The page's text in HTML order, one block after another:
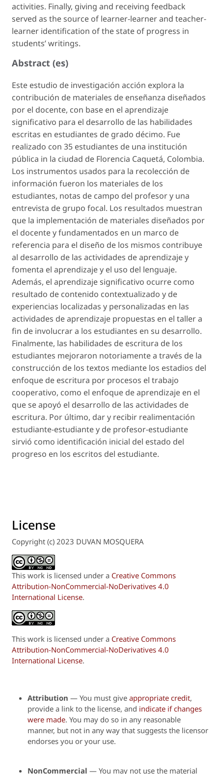
activities. Finally, giving and receiving feedback
served as the source of learner-learner and teacher-
learner identification of the state of progress in
students’ writings.
Abstract (es)
Este estudio de investigación acción explora la
contribución de materiales de enseñanza diseñados
por el docente, con base en el aprendizaje
significativo para el desarrollo de las habilidades
escritas en estudiantes de grado décimo. Fue
realizado con 35 estudiantes de una institución
pública in la ciudad de Florencia Caquetá, Colombia.
Los instrumentos usados para la recolección de
información fueron los materiales de los
estudiantes, notas de campo del profesor y una
entrevista de grupo focal. Los resultados muestran
que la implementación de materiales diseñados por
el docente y fundamentados en un marco de
referencia para el diseño de los mismos contribuye
al desarrollo de las actividades de aprendizaje y
fomenta el aprendizaje y el uso del lenguaje.
Además, el aprendizaje significativo ocurre como
resultado de contenido contextualizado y de
experiencias localizadas y personalizadas en las
actividades de aprendizaje propuestas en el taller a
fin de involucrar a los estudiantes en su desarrollo.
Finalmente, las habilidades de escritura de los
estudiantes mejoraron notoriamente a través de la
construcción de los textos mediante los estadios del
enfoque de escritura por procesos el trabajo
cooperativo, como el enfoque de aprendizaje en el
que se apoyó el desarrollo de las actividades de
escritura. Por último, dar y recibir realimentación
estudiante-estudiante y de profesor-estudiante
sirvió como identificación inicial del estado del
progreso en los escritos del estudiante.
License
Copyright (c) 2023 DUVAN MOSQUERA
This work is licensed under a Creative Commons
Attribution-NonCommercial-NoDerivatives 4.0
International License.
This work is licensed under a Creative Commons
Attribution-NonCommercial-NoDerivatives 4.0
International License.
Attribution — You must give appropriate credit,
provide a link to the license, and indicate if changes
were made. You may do so in any reasonable
manner, but not in any way that suggests the licensor
endorses you or your use.
NonCommercial — You may not use the material